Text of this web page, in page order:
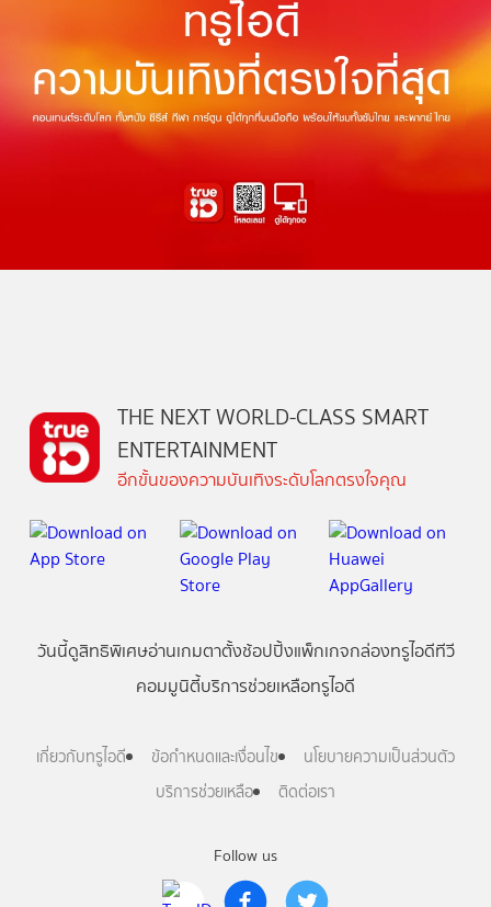
Follow us
THE NEXT WORLD-CLASS SMART
ENTERTAINMENT
อีกขั้นของความบันเทิงระดับโลกตรงใจคุณ
วันนี้ดูสิทธิพิเศษอ่านเกมตาตั้งช้อปปิ้งแพ็กเกจกล่องทรูไอดีทีวี
คอมมูนิตี้บริการช่วยเหลือทรูไอดี
เกี่ยวกับทรูไอดี ข้อกำหนดและเงื่อนไข
นโยบายความเป็นส่วนตัว
บริการช่วยเหลือ
ติดต่อเรา